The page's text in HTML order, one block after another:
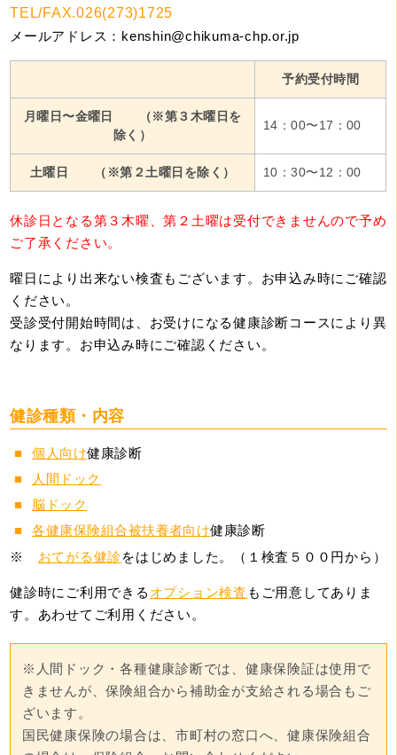
TEL/FAX.026(273)1725
メールアドレス：kenshin@chikuma-chp.or.jp
予約受付時間
月曜日〜金曜日 （※第３木曜日を
除く）
14：00〜17：00
土曜日 （※第２土曜日を除く） 10：30〜12：00
休診日となる第３木曜、第２土曜は受付できませんので予め
ご了承ください。
曜日により出来ない検査もございます。お申込み時にご確認
ください。
受診受付開始時間は、お受けになる健康診断コースにより異
なります。お申込み時にご確認ください。
健診種類・内容
個人向け健康診断
人間ドック
脳ドック
各健康保険組合被扶養者向け健康診断
※ おてがる健診をはじめました。（１検査５００円から）
健診時にご利用できる オプション検査 もご用意してありま
す。あわせてご利用ください。
※人間ドック・各種健康診断では、健康保険証は使用で
きませんが、保険組合から補助金が支給される場合もご
ざいます。
国民健康保険の場合は、市町村の窓口へ、健康保険組合